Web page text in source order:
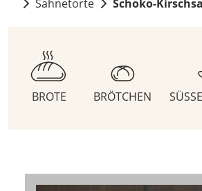
Sahnetorte
Schoko-
BROTE BRÖTCHEN